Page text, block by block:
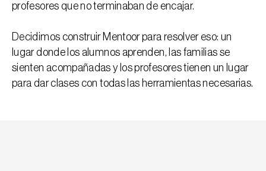
profesores que no terminaban de encajar.
Decidimos construir Mentoor para resolver eso: un
lugar donde los alumnos aprenden, las familias se
sienten acompañadas y los profesores tienen un lugar
para dar clases con todas las herramientas necesarias.